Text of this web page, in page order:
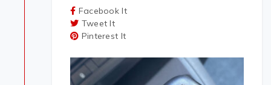
Facebook It
Tweet It
Pinterest It